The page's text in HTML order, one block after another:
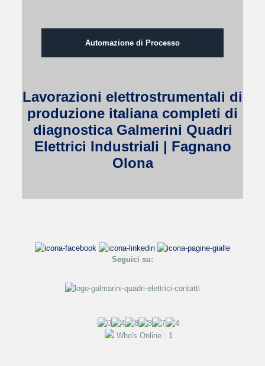
Automazione di Processo
Lavorazioni elettrostrumentali di
produzione italiana completi di
diagnostica Galmerini Quadri
Elettrici Industriali | Fagnano
Olona
Seguici su:
Who's Online : 1